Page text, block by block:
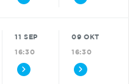
11 SEP
16:30
09 OKT
16:30